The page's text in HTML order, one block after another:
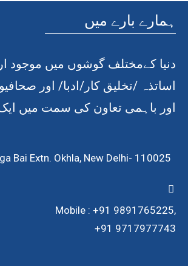
ہمارے بارے میں
دنیا کےمختلف گوشوں میں موجود
اساتذہ /تخلیق کار/ادبا/ اور
اور باہمی تعاون کی سمت میں
Bai Extn. Okhla, New Delhi- 110025
Mobile : +91 9891765225,
+91 9717977743